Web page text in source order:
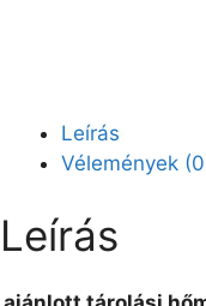
Leírás
Vélemények
Leírás